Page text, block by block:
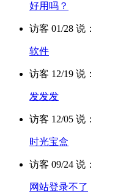
好用吗？
访客 01/28 说：
软件
访客 12/19 说：
发发发
访客 12/05 说：
时光宝盒
访客 09/24 说：
网站登录不了